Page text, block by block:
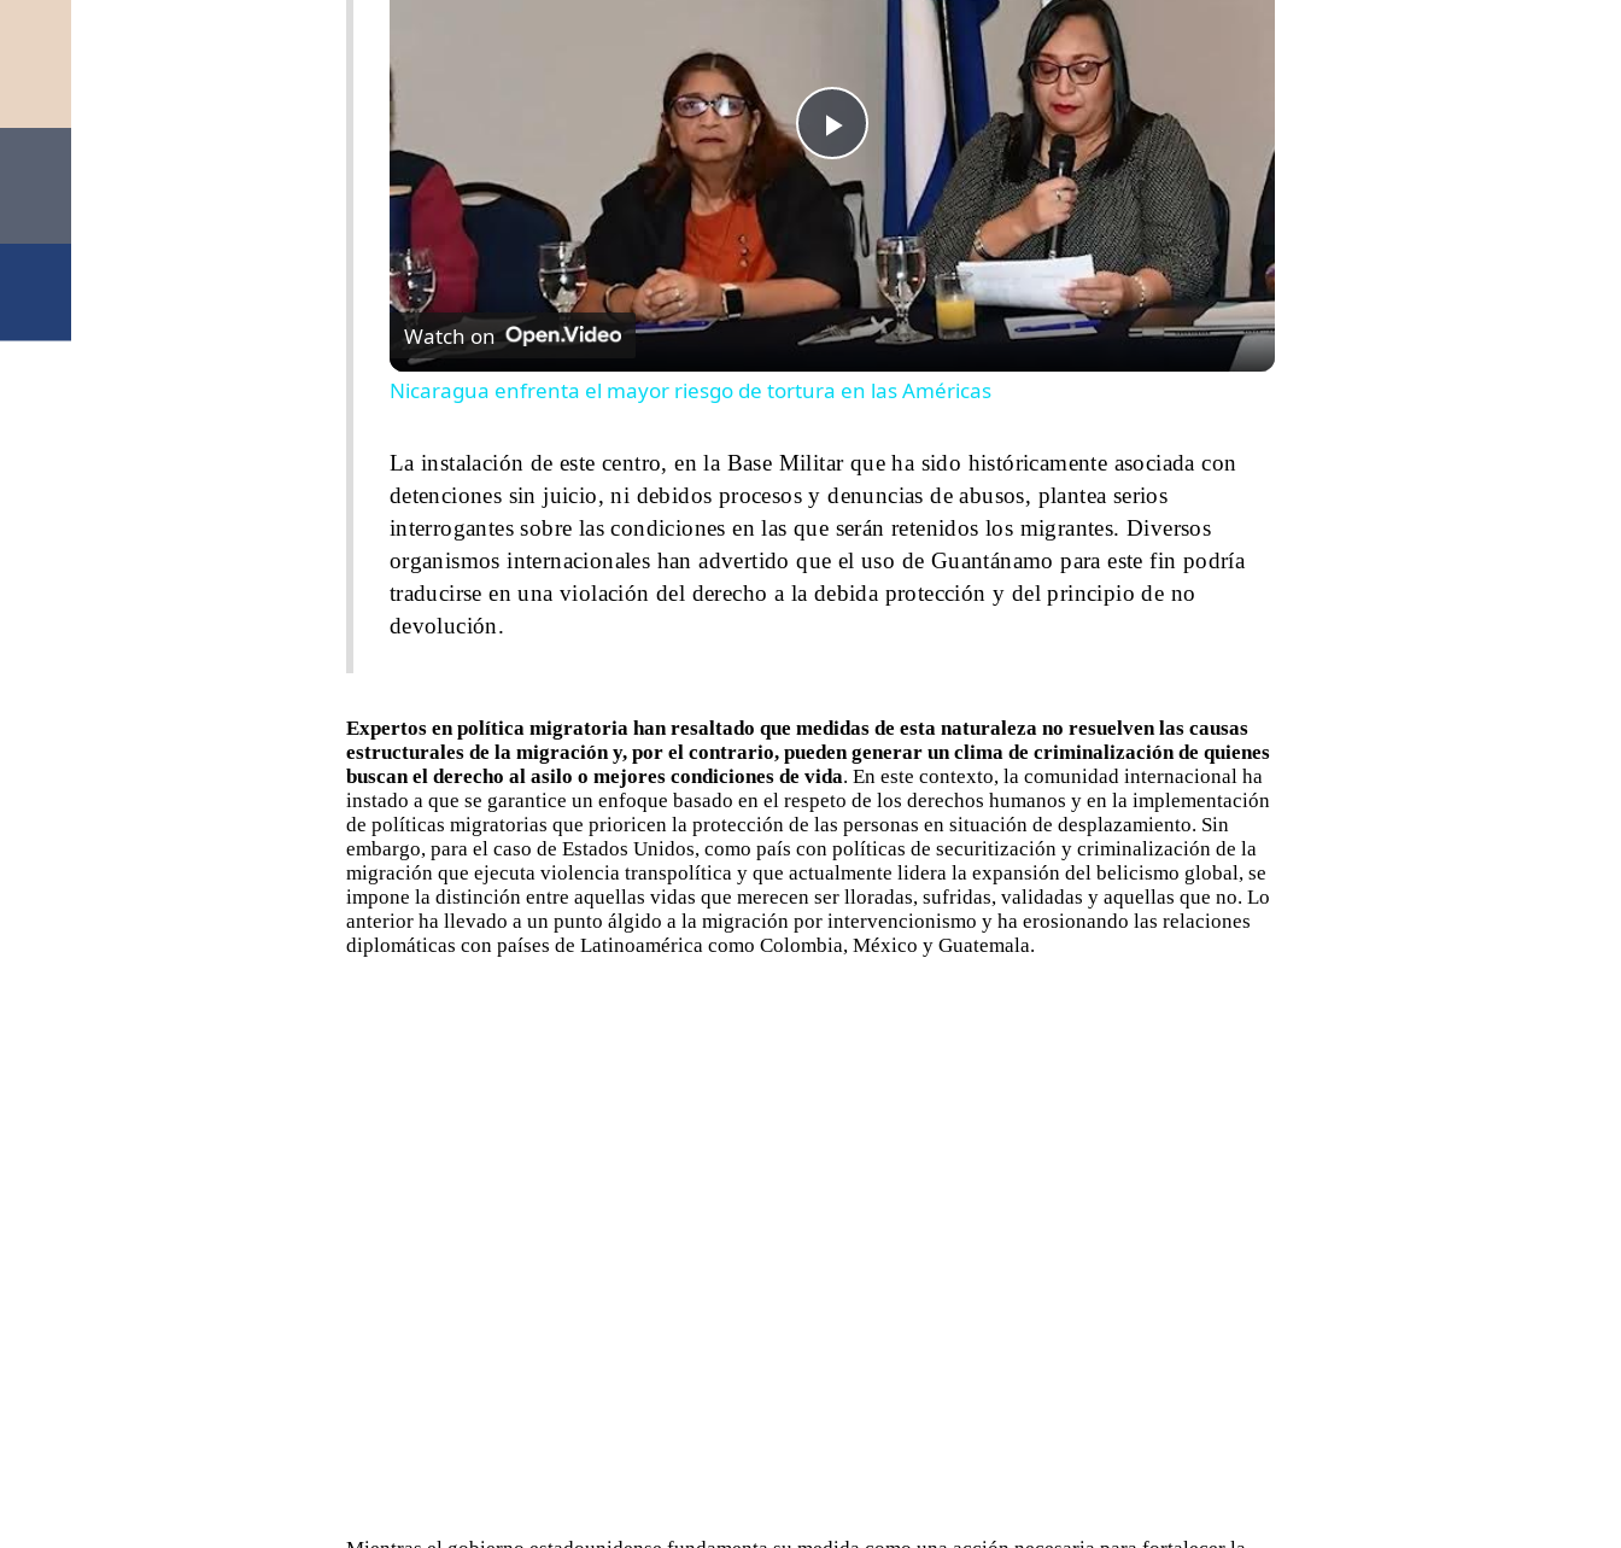
Play Video
Watch on
Nicaragua enfrenta el mayor riesgo de tortura en las Américas
La instalación de este centro, en la Base Militar que ha sido históricamente asociada con
detenciones sin juicio, ni debidos procesos y denuncias de abusos, plantea serios
interrogantes sobre las condiciones en las que serán retenidos los migrantes. Diversos
organismos internacionales han advertido que el uso de Guantánamo para este fin podría
traducirse en una violación del derecho a la debida protección y del principio de no
devolución.
Expertos en política migratoria han resaltado que medidas de esta naturaleza no resuelven las causas
estructurales de la migración y, por el contrario, pueden generar un clima de criminalización de quienes
buscan el derecho al asilo o mejores condiciones de vida. En este contexto, la comunidad internacional ha
instado a que se garantice un enfoque basado en el respeto de los derechos humanos y en la implementación
de políticas migratorias que prioricen la protección de las personas en situación de desplazamiento. Sin
embargo, para el caso de Estados Unidos, como país con políticas de securitización y criminalización de la
migración que ejecuta violencia transpolítica y que actualmente lidera la expansión del belicismo global, se
impone la distinción entre aquellas vidas que merecen ser lloradas, sufridas, validadas y aquellas que no. Lo
anterior ha llevado a un punto álgido a la migración por intervencionismo y ha erosionando las relaciones
diplomáticas con países de Latinoamérica como Colombia, México y Guatemala.